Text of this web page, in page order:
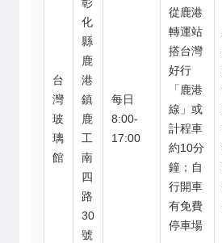
台
灣
玻
璃
館
彰
化
縣
鹿
港
鎮
鹿
工
南
四
路
30
號
每日
8:00-
17:00
從鹿港
轉運站
搭台灣
好行
「鹿港
線」或
計程車
約10分
鐘；自
行開車
有免費
停車場